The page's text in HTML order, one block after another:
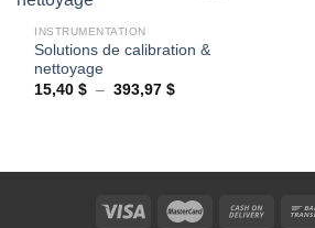
Ajouter
INSTRUMENTATION
Solutions de calibration &
nettoyage
15,40$ – 393,97$Plage